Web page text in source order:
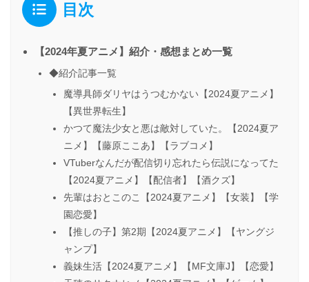
目次
【2024年夏アニメ】紹介・感想まとめ一覧
◆紹介記事一覧
魔導具師ダリヤはうつむかない【2024夏アニメ】
【異世界転生】
かつて魔法少女と悪は敵対していた。【2024夏ア
ニメ】【藤原ここあ】【ラブコメ】
VTuberなんだが配信切り忘れたら伝説になってた
【2024夏アニメ】【配信者】【酒クズ】
先輩はおとこのこ【2024夏アニメ】【女装】【学
園恋愛】
【推しの子】第2期【2024夏アニメ】【ヤングジ
ャンプ】
義妹生活【2024夏アニメ】【MF文庫J】【恋愛】